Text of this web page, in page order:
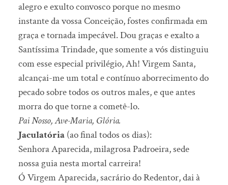
alegro e exulto convosco porque no mesmo
instante da vossa Conceição, fostes confirmada em
graça e tornada impecável. Dou graças e exalto a
Santíssima Trindade, que somente a vós distinguiu
com esse especial privilégio, Ah! Virgem Santa,
alcançai-me um total e contínuo aborrecimento do
pecado sobre todos os outros males, e que antes
morra do que torne a cometê-lo.
Pai Nosso, Ave-Maria, Glória.
Jaculatória(ao final todos os dias):
Senhora Aparecida, milagrosa Padroeira, sede
nossa guia nesta mortal carreira!
Ó Virgem Aparecida, sacrário do Redentor, dai à